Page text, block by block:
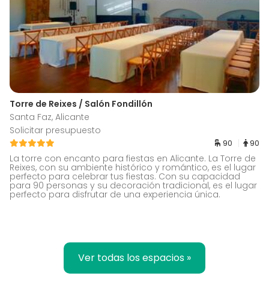
Torre de Reixes / Salón Fondillón
Santa Faz, Alicante
Solicitar presupuesto
90 90
La torre con encanto para fiestas en Alicante. La Torre de
Reixes, con su ambiente histórico y romántico, es el lugar
perfecto para celebrar tus fiestas. Con su capacidad
para 90 personas y su decoración tradicional, es el lugar
perfecto para disfrutar de una experiencia única.
Ver todas los espacios »